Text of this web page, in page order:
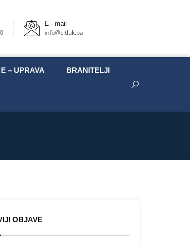
E - mail
info@citluk.ba
E – UPRAVA BRANITELJI
OBJAVE